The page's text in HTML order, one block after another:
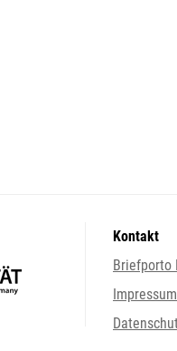
Kontakt
Briefporto